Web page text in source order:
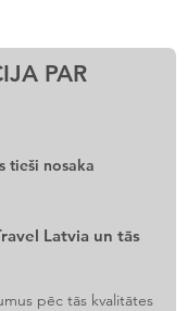
PAR
tieši nosaka
Latvia un tās
pēc tās kvalitātes